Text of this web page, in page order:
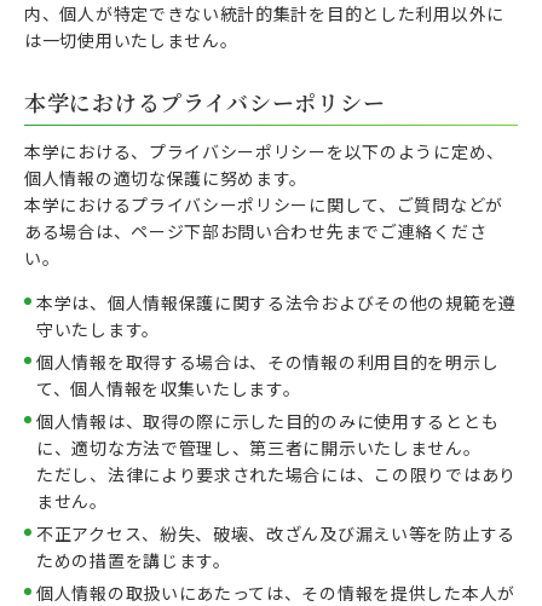
内、個人が特定できない統計的集計を目的とした利用以外に
は一切使用いたしません。
本学におけるプライバシーポリシー
本学における、プライバシーポリシーを以下のように定め、
個人情報の適切な保護に努めます。
本学におけるプライバシーポリシーに関して、ご質問などが
ある場合は、ページ下部お問い合わせ先までご連絡くださ
い。
本学は、個人情報保護に関する法令およびその他の規範を遵
守いたします。
個人情報を取得する場合は、その情報の利用目的を明示し
て、個人情報を収集いたします。
個人情報は、取得の際に示した目的のみに使用するととも
に、適切な方法で管理し、第三者に開示いたしません。
ただし、法律により要求された場合には、この限りではあり
ません。
不正アクセス、紛失、破壊、改ざん及び漏えい等を防止する
ための措置を講じます。
個人情報の取扱いにあたっては、その情報を提供した本人が